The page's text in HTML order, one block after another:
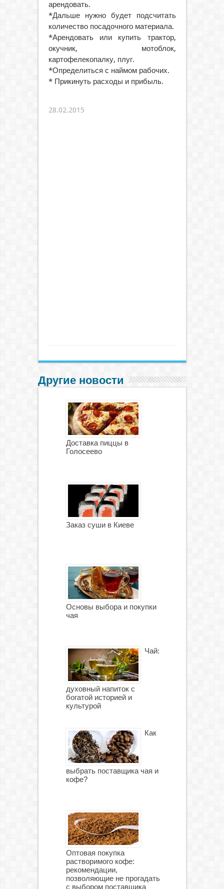
арендовать.
*Дальше нужно будет подсчитать
количество посадочного материала.
*Арендовать или купить трактор,
окучник, мотоблок,
картофелекопалку, плуг.
*Определиться с наймом рабочих.
* Прикинуть расходы и прибыль.
28.02.2015
Другие новости
Доставка пиццы в
Голосеево
Заказ суши в Киеве
Основы выбора и покупки
чая
Чай:
духовный напиток с
богатой историей и
культурой
Как
выбрать поставщика чая и
кофе?
Оптовая покупка
растворимого кофе:
рекомендации,
позволяющие не прогадать
с выбором поставщика